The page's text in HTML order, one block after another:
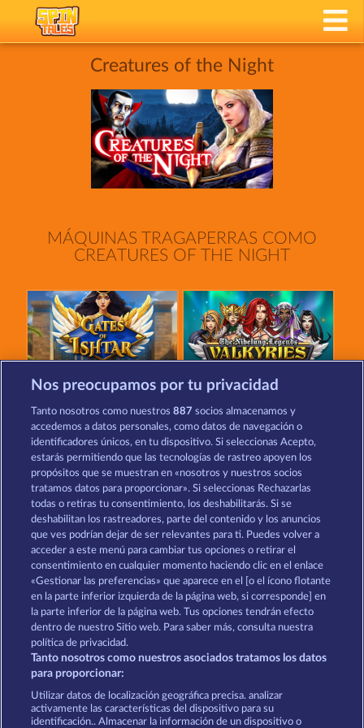
Creatures of the Night
MÁQUINAS TRAGAPERRAS COMO
CREATURES OF THE NIGHT
Gates Of Ishtar Valkyries - The Nibelung Legends
Mystic Force The Land of Heroes
Términos y condiciones
Declaración de privacidad Aviso Legal
Empresa FAQ Programa de afiliados
Enviar solicitud de desistimiento
Nos preocupamos por tu privacidad
Tanto nosotros como nuestros887 socios almacenamos y
accedemos a datos personales, como datos de navegación o
identificadores únicos, en tu dispositivo. Si seleccionas Acepto,
estarás permitiendo que las tecnologías de rastreo apoyen los
propósitos que se muestran en «nosotros y nuestros socios
tratamos datos para proporcionar». Si seleccionas Rechazarlas
todas o retiras tu consentimiento, los deshabilitarás. Si se
deshabilitan los rastreadores, parte del contenido y los anuncios
que ves podrían dejar de ser relevantes para ti. Puedes volver a
acceder a este menú para cambiar tus opciones o retirar el
consentimiento en cualquier momento haciendo clic en el enlace
«Gestionar las preferencias» que aparece en el [o el ícono flotante
en la parte inferior izquierda de la página web, si corresponde] en
la parte inferior de la página web. Tus opciones tendrán efecto
dentro de nuestro Sitio web. Para saber más, consulta nuestra
política de privacidad.
Tanto nosotros como nuestros asociados tratamos los datos
para proporcionar:
Utilizar datos de localización geográfica precisa. analizar
activamente las características del dispositivo para su
identificación.. Almacenar la información de un dispositivo o